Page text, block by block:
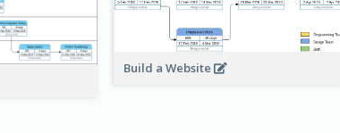
Build a Website